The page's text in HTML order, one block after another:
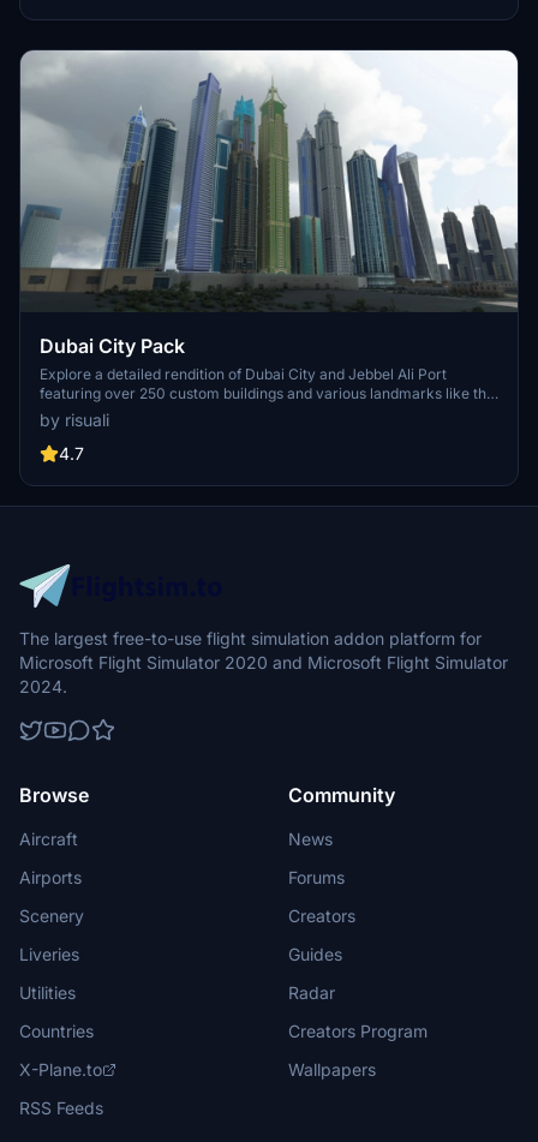
perspective.
Dubai City Pack
Explore a detailed rendition of Dubai City and Jebbel Ali Port
featuring over 250 custom buildings and various landmarks like the
iconic hotels and tourist attractions. While focusing on enhancing
the daytime visuals, this pack offers improved textures for select
buildings, promising a refreshing experience for simmers.
to address previous elevation issues, ensuring a more immersive
flight into this dynamic cityscape.
by risuali
4.7
The largest free-to-use flight simulation addon platform for
Microsoft Flight Simulator 2020 and Microsoft Flight Simulator
2024.
Browse
Aircraft
Airports
Scenery
Liveries
Utilities
Countries
X-Plane.to
RSS Feeds
Community
News
Forums
Creators
Guides
Radar
Creators Program
Wallpapers